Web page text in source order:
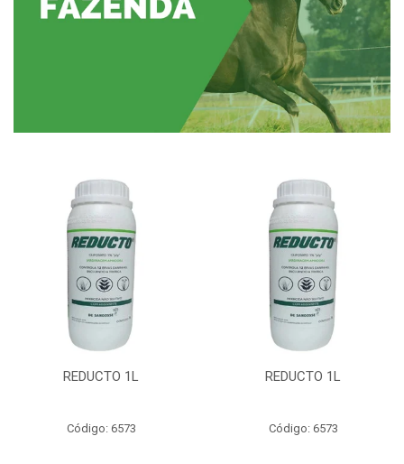
REDUCTO 1L
Código: 6573
REDUCTO 1L
Código: 6573